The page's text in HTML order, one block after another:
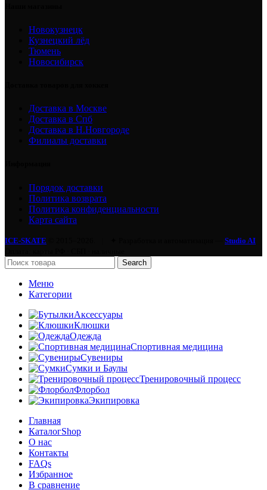
Новокузнецк
Кузнецкий лёд
Тюмень
Новосибирск
Доставка в Москве
Доставка в Спб
Доставка в Н.Новгороде
Филиалы доставки
Порядок доставки
Политика возврата
Политика конфиденциальности
Карта сайта
ICE-SKATE
Studio AI
Search
Меню
Категории
Аксессуары
Клюшки
Одежда
Спортивная медицина
Сувениры
Сумки и Баулы
Тренировочный процесс
Флорбол
Экипировка
Главная
КаталогShop
О нас
Контакты
FAQs
Избранное
В сравнение